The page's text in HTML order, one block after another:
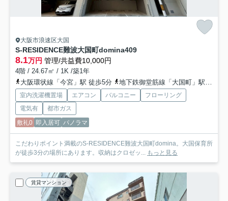
大阪市浪速区大国
S-RESIDENCE難波大国町domina409
8.1万円 管理/共益費10,000円
4階 / 24.67㎡ / 1K /築1年
大阪環状線「今宮」駅 徒歩5分
地下鉄御堂筋線「大国町」駅 徒歩6分
室内洗濯機置場 エアコン バルコニー
フローリング
電気有
都市ガス
敷礼0 即入居可 パノラマ
こだわりポイント満載のS-RESIDENCE難波大国町domina。大国保育所
が徒歩3分の場所にあります。収納はクロゼッ... もっと見る
賃貸マンション